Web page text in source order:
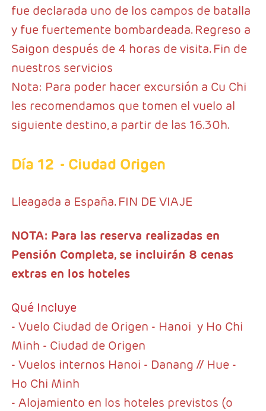
fue declarada uno de los campos de batalla
y fue fuertemente bombardeada. Regreso a
Saigon después de 4 horas de visita. Fin de
nuestros servicios
Nota: Para poder hacer excursión a Cu Chi
les recomendamos que tomen el vuelo al
siguiente destino, a partir de las 16.30h.
Día 12 - Ciudad Origen
Lleagada a España. FIN DE VIAJE
NOTA: Para las reserva realizadas en
Pensión Completa, se incluirán 8 cenas
extras en los hoteles
Qué Incluye
- Vuelo Ciudad de Origen - Hanoi y Ho Chi
Minh - Ciudad de Origen
- Vuelos internos Hanoi - Danang // Hue -
Ho Chi Minh
- Alojamiento en los hoteles previstos (o